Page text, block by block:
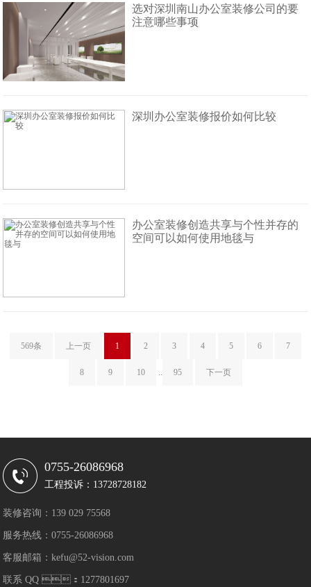
选对深圳南山办公室装修公司的要
注意哪些事项
深圳办公室装修报价如何比较
办公室装修创造共享与个性并存的
空间可以如何使用地毯与
569条 上一页 1 2 3 4 5 6 7
8 9 10 .. 95 下一页
0755-26086968
工程投诉：13728728182
装修咨询：139 029 75568
服务热线：0755-26086968
客服邮箱：kefu@52-vision.com
联系 QQ ：1277801697